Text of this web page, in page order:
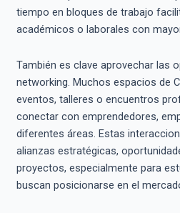
tiempo en bloques de trabajo
académicos o laborales con
También es clave aprovechar las
networking. Muchos espacios de
eventos, talleres o encuentros
conectar con emprendedores,
diferentes áreas. Estas
alianzas estratégicas,
proyectos, especialmente para
buscan posicionarse en el